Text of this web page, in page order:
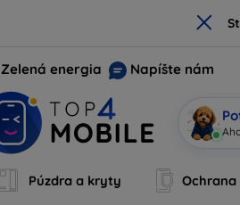
×
Zelená energia Napíšte nám
S|
Púzdra a kryty